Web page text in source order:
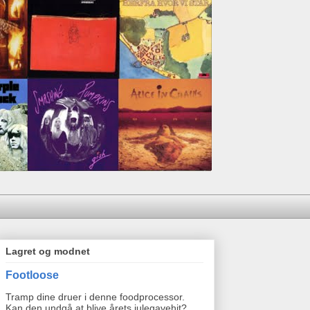
Lagret og modnet
Footloose
Tramp dine druer i denne foodprocessor.